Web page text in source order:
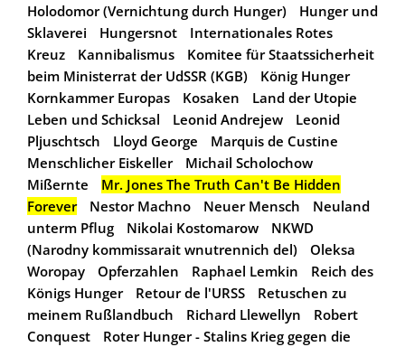
Holodomor (Vernichtung durch Hunger)
Hunger und
Sklaverei
Hungersnot
Internationales Rotes
Kreuz
Kannibalismus
Komitee für Staatssicherheit
beim Ministerrat der UdSSR (KGB)
König Hunger
Kornkammer Europas
Kosaken
Land der Utopie
Leben und Schicksal
Leonid Andrejew
Leonid
Pljuschtsch
Lloyd George
Marquis de Custine
Menschlicher Eiskeller
Michail Scholochow
Mißernte
Mr. Jones The Truth Can't Be Hidden
Forever
Nestor Machno Neuer Mensch
Neuland
unterm Pflug
Nikolai Kostomarow
NKWD
(Narodny kommissarait wnutrennich del)
Oleksa
Woropay
Opferzahlen Raphael Lemkin
Reich des
Königs Hunger
Retour de l'URSS
Retuschen zu
meinem Rußlandbuch
Richard Llewellyn
Robert
Conquest
Roter Hunger - Stalins Krieg gegen die